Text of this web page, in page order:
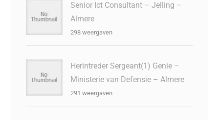
Senior Ict Consultant – Jelling –
Almere
298 weergaven
Herintreder Sergeant(1) Genie –
Ministerie van Defensie – Almere
291 weergaven